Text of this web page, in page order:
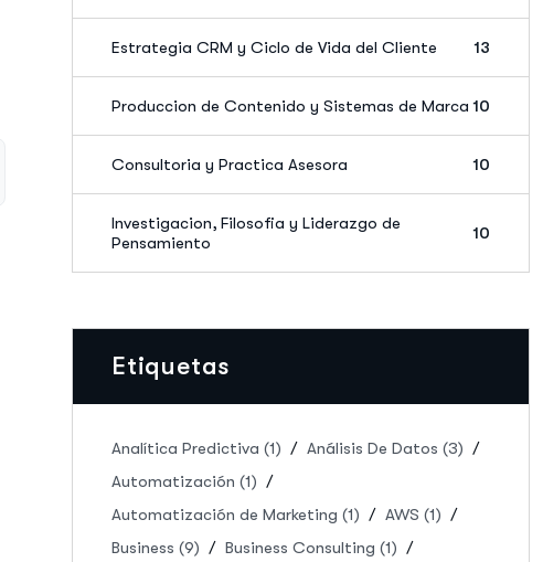
Estrategia CRM y Ciclo de Vida del Cliente 13
Produccion de Contenido y Sistemas de Marca 10
Consultoria y Practica Asesora 10
Investigacion, Filosofia y Liderazgo de
Pensamiento
10
Etiquetas
Analítica Predictiva (1) Análisis De Datos (3)
Automatización (1)
Automatización de Marketing (1) AWS (1)
Business (9) Business Consulting (1)